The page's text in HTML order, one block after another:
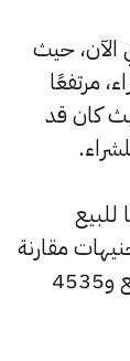
الآن، حيث
للشراء، مرتفعًا
كان قد
إلى 4560 جنيهًا للبيع
للشراء، بعد زيادة بقيمة 5 جنيهات مقارنة
بالسعر السابق الذي بلغ 4555 جنيهًا للبيع و4535